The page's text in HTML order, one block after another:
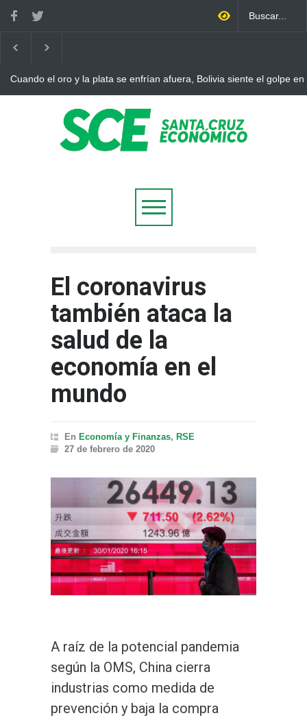
Cuando el oro y la plata se enfrían afuera, Bolivia siente el golpe en
El coronavirus
también ataca la
salud de la
economía en el
mundo
En Economía y Finanzas, RSE
27 de febrero de 2020
A raíz de la potencial pandemia
según la OMS, China cierra
industrias como medida de
prevención y baja la compra